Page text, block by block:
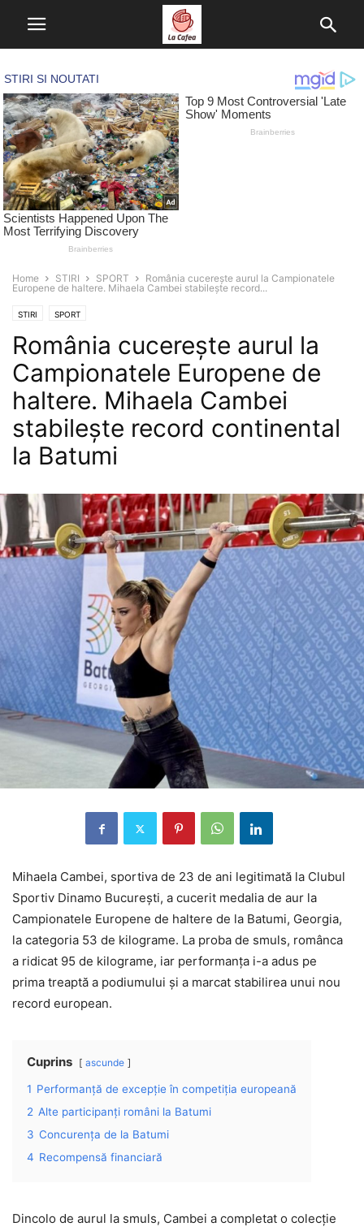
Home STIRI SPORT
România cucerește aurul la Campionatele
Europene de haltere. Mihaela Cambei stabilește record...
STIRI SPORT
România cucerește aurul la
Campionatele Europene de
haltere. Mihaela Cambei
stabilește record continental
la Batumi
Mihaela Cambei, sportiva de 23 de ani legitimată la Clubul
Sportiv Dinamo București, a cucerit medalia de aur la
Campionatele Europene de haltere de la Batumi, Georgia,
la categoria 53 de kilograme. La proba de smuls, românca
a ridicat 95 de kilograme, iar performanța i-a adus pe
prima treaptă a podiumului și a marcat stabilirea unui nou
record european.
Cuprins ascunde
1 Performanță de excepție în competiția europeană
2 Alte participanți români la Batumi
3 Concurența de la Batumi
4 Recompensă financiară
Dincolo de aurul la smuls, Cambei a completat o colecție